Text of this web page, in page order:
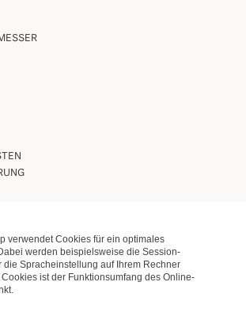
verwendet Cookies für ein optimales
werden beispielsweise die Session-
die Spracheinstellung auf Ihrem Rechner
ist der Funktionsumfang des Online-